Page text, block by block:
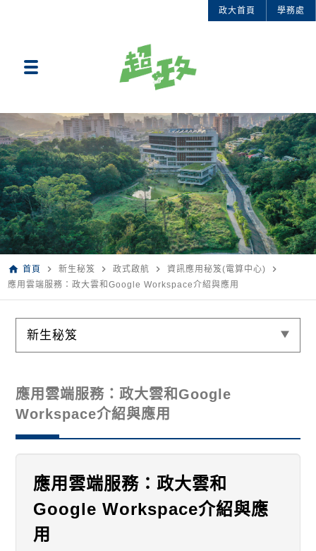
政大首頁 學務處
home 首頁 navigate_next 新生秘笈 navigate_next 政式啟航 navigate_next 資訊應用秘笈(電算中心) navigate_next
應用雲端服務：政大雲和Google Workspace介紹與應用
新生秘笈
應用雲端服務：政大雲和Google
Workspace介紹與應用
應用雲端服務：政大雲和
Google Workspace介紹與應
用